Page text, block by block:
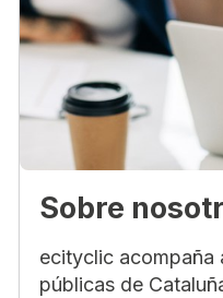
Sobre
ecityclic acompaña
públicas de